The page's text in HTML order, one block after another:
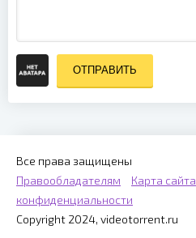
ОТПРАВИТЬ
Все права защищены
Правообладателям
Карта сайта
конфиденциальности
Copyright 2024, videotorrent.ru